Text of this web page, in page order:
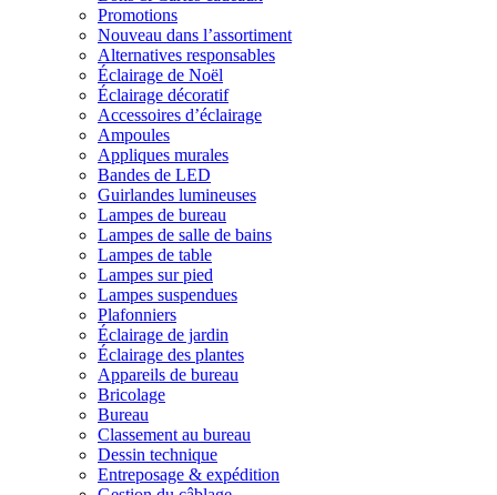
Promotions
Nouveau dans l’assortiment
Alternatives responsables
Éclairage de Noël
Éclairage décoratif
Accessoires d’éclairage
Ampoules
Appliques murales
Bandes de LED
Guirlandes lumineuses
Lampes de bureau
Lampes de salle de bains
Lampes de table
Lampes sur pied
Lampes suspendues
Plafonniers
Éclairage de jardin
Éclairage des plantes
Appareils de bureau
Bricolage
Bureau
Classement au bureau
Dessin technique
Entreposage & expédition